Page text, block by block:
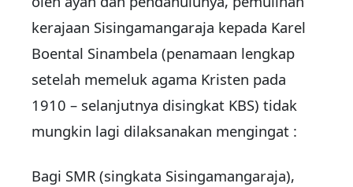
kerajaan Sisingamangaraja kepada Karel
Boental Sinambela (penamaan lengkap
setelah memeluk agama Kristen pada
1910 – selanjutnya disingkat KBS) tidak
mungkin lagi dilaksanakan mengingat :
Bagi SMR (singkata Sisingamangaraja),